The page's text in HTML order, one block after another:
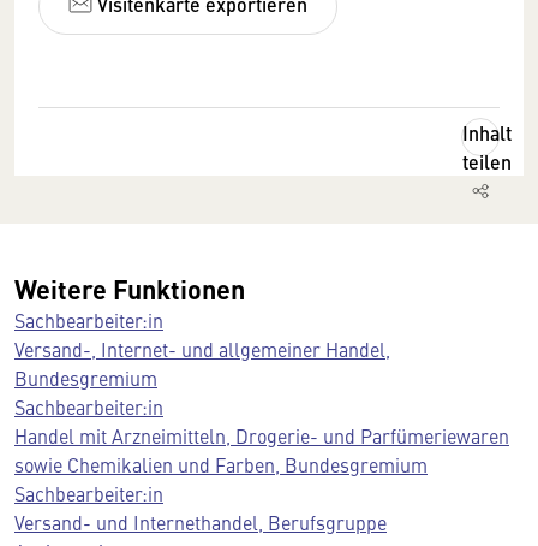
Inhalt
teilen
Weitere Funktionen
Sachbearbeiter:in
Versand-, Internet- und allgemeiner Handel,
Bundesgremium
Sachbearbeiter:in
Handel mit Arzneimitteln, Drogerie- und Parfümeriewaren
sowie Chemikalien und Farben, Bundesgremium
Sachbearbeiter:in
Versand- und Internethandel, Berufsgruppe